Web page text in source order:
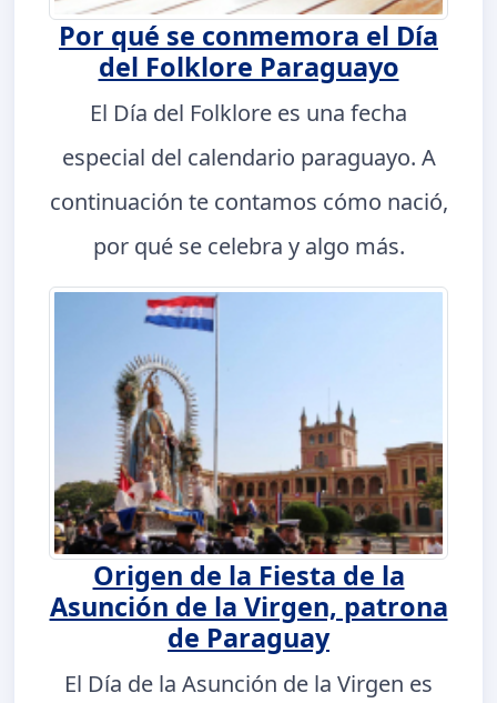
Por qué se conmemora el Día
del Folklore Paraguayo
El Día del Folklore es una fecha
especial del calendario paraguayo. A
continuación te contamos cómo nació,
por qué se celebra y algo más.
Origen de la Fiesta de la
Asunción de la Virgen, patrona
de Paraguay
El Día de la Asunción de la Virgen es